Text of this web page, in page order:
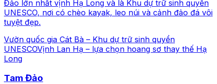
Đảo lớn nhất vịnh Hạ Long và là Khu dự trữ sinh quyển
UNESCO, nơi có chèo kayak, leo núi và cảnh đảo đá vôi
tuyệt đẹp.
Vườn quốc gia Cát Bà – Khu dự trữ sinh quyển
UNESCOVịnh Lan Hạ – lựa chọn hoang sơ thay thế Hạ
Long
Tam Đảo